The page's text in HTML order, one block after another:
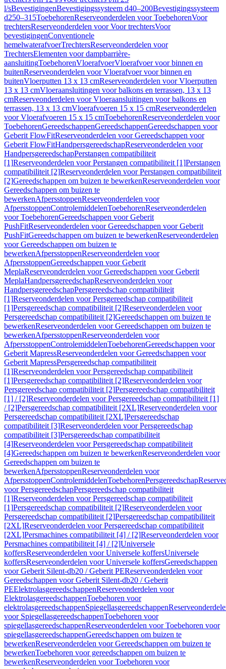
l/sBevestigingenBevestigingssysteem d40–200Bevestigingssysteem
d250–315ToebehorenReserveonderdelen voor ToebehorenVoor
trechtersReserveonderdelen voor Voor trechtersVoor
bevestigingenConventionele
hemelwaterafvoerTrechtersReserveonderdelen voor
TrechtersElementen voor dampbarrière-
aansluitingToebehorenVloerafvoerVloerafvoer voor binnen en
buitenReserveonderdelen voor Vloerafvoer voor binnen en
buitenVloerputten 13 x 13 cmReserveonderdelen voor Vloerputten
13 x 13 cmVloeraansluitingen voor balkons en terrassen, 13 x 13
cmReserveonderdelen voor Vloeraansluitingen voor balkons en
terrassen, 13 x 13 cmVloerafvoeren 15 x 15 cmReserveonderdelen
voor Vloerafvoeren 15 x 15 cmToebehorenReserveonderdelen voor
ToebehorenGereedschappenGereedschappenGereedschappen voor
Geberit FlowFitReserveonderdelen voor Gereedschappen voor
Geberit FlowFitHandpersgereedschapReserveonderdelen voor
HandpersgereedschapPerstangen compatibiliteit
[1]Reserveonderdelen voor Perstangen compatibiliteit [1]Perstangen
compatibiliteit [2]Reserveonderdelen voor Perstangen compatibiliteit
[2]Gereedschappen om buizen te bewerkenReserveonderdelen voor
Gereedschappen om buizen te
bewerkenAfpersstoppenReserveonderdelen voor
AfpersstoppenControlemiddelenToebehorenReserveonderdelen
voor ToebehorenGereedschappen voor Geberit
PushFitReserveonderdelen voor Gereedschappen voor Geberit
PushFitGereedschappen om buizen te bewerkenReserveonderdelen
voor Gereedschappen om buizen te
bewerkenAfpersstoppenReserveonderdelen voor
AfpersstoppenGereedschappen voor Geberit
MeplaReserveonderdelen voor Gereedschappen voor Geberit
MeplaHandpersgereedschapReserveonderdelen voor
HandpersgereedschapPersgereedschap compatibiliteit
[1]Reserveonderdelen voor Persgereedschap compatibiliteit
[1]Persgereedschap compatibiliteit [2]Reserveonderdelen voor
Persgereedschap compatibiliteit [2]Gereedschappen om buizen te
bewerkenReserveonderdelen voor Gereedschappen om buizen te
bewerkenAfpersstoppenReserveonderdelen voor
AfpersstoppenControlemiddelenToebehorenGereedschappen voor
Geberit MapressReserveonderdelen voor Gereedschappen voor
Geberit MapressPersgereedschap compatibiliteit
[1]Reserveonderdelen voor Persgereedschap compatibiliteit
[1]Persgereedschap compatibiliteit [2]Reserveonderdelen voor
Persgereedschap compatibiliteit [2]Persgereedschap compatibiliteit
[1] / [2]Reserveonderdelen voor Persgereedschap compatibiliteit [1]
/ [2]Persgereedschap compatibiliteit [2XL]Reserveonderdelen voor
Persgereedschap compatibiliteit [2XL]Persgereedschap
compatibiliteit [3]Reserveonderdelen voor Persgereedschap
compatibiliteit [3]Persgereedschap compatibiliteit
[4]Reserveonderdelen voor Persgereedschap compatibiliteit
[4]Gereedschappen om buizen te bewerkenReserveonderdelen voor
Gereedschappen om buizen te
bewerkenAfpersstoppenReserveonderdelen voor
AfpersstoppenControlemiddelenToebehorenPersgereedschap
voor PersgereedschapPersgereedschap compatibiliteit
[1]Reserveonderdelen voor Persgereedschap compatibiliteit
[1]Persgereedschap compatibiliteit [2]Reserveonderdelen voor
Persgereedschap compatibiliteit [2]Persgereedschap compatibiliteit
[2XL]Reserveonderdelen voor Persgereedschap compatibiliteit
[2XL]Persmachines compatibiliteit [4] / [2]Reserveonderdelen voor
Persmachines compatibiliteit [4] / [2]Universele
koffersReserveonderdelen voor Universele koffersUniversele
koffersReserveonderdelen voor Universele koffersGereedschappen
voor Geberit Silent-db20 / Geberit PEReserveonderdelen voor
Gereedschappen voor Geberit Silent-db20 / Geberit
PEElektrolasgereedschappenReserveonderdelen voor
ElektrolasgereedschappenToebehoren voor
elektrolasgereedschappenSpiegellasgereedschappen
voor SpiegellasgereedschappenToebehoren voor
spiegellasgereedschappenReserveonderdelen voor Toebehoren voor
spiegellasgereedschappenGereedschappen om buizen te
bewerkenReserveonderdelen voor Gereedschappen om buizen te
bewerkenToebehoren voor gereedschappen om buizen te
bewerkenReserveonderdelen voor Toebehoren voor